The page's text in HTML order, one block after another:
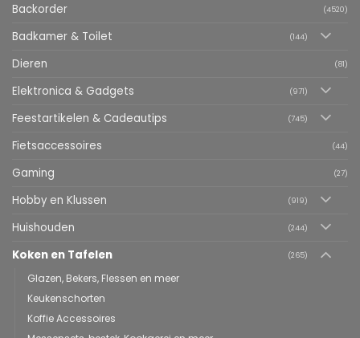
Backorder (4520)
Badkamer & Toilet (144)
Dieren (81)
Elektronica & Gadgets (971)
Feestartikelen & Cadeautips (745)
Fietsaccessoires (44)
Gaming (27)
Hobby en Klussen (919)
Huishouden (244)
Koken en Tafelen (265)
Glazen, Bekers, Flessen en meer
Keukenschorten
Koffie Accessoires